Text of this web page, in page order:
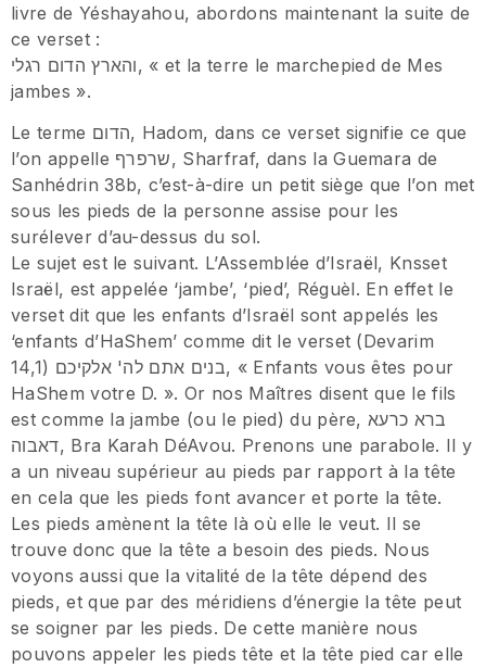
livre de Yéshayahou, abordons maintenant la suite de
ce verset :
והארץ הדום רגלי, « et la terre le marchepied de Mes
jambes ».
Le terme הדום, Hadom, dans ce verset signifie ce que
l’on appelle שרפרף, Sharfraf, dans la Guemara de
Sanhédrin 38b, c’est-à-dire un petit siège que l’on met
sous les pieds de la personne assise pour les
surélever d’au-dessus du sol.
Le sujet est le suivant. L’Assemblée d’Israël, Knsset
Israël, est appelée ‘jambe’, ‘pied’, Réguèl. En effet le
verset dit que les enfants d’Israël sont appelés les
‘enfants d’HaShem’ comme dit le verset (Devarim
14,1) בנים אתם לה' אלקיכם, « Enfants vous êtes pour
HaShem votre D. ». Or nos Maîtres disent que le fils
est comme la jambe (ou le pied) du père, ברא כרעא
דאבוה, Bra Karah DéAvou. Prenons une parabole. Il y
a un niveau supérieur au pieds par rapport à la tête
en cela que les pieds font avancer et porte la tête.
Les pieds amènent la tête là où elle le veut. Il se
trouve donc que la tête a besoin des pieds. Nous
voyons aussi que la vitalité de la tête dépend des
pieds, et que par des méridiens d’énergie la tête peut
se soigner par les pieds. De cette manière nous
pouvons appeler les pieds tête et la tête pied car elle